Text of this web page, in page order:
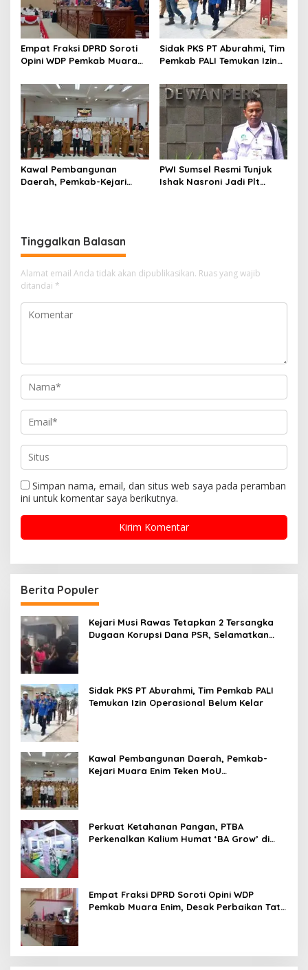
Empat Fraksi DPRD Soroti
Opini WDP Pemkab Muara
Kelola Keuangan
Sidak PKS PT Aburahmi, Tim
Pemkab PALI Temukan Izin
Kawal Pembangunan
Daerah, Pemkab-Kejari
PWI Sumsel Resmi Tunjuk
Ishak Nasroni Jadi Plt
Tinggalkan Balasan
Alamat email Anda tidak akan dipublikasikan. Ruas yang wajib
ditandai *
Simpan nama, email, dan situs web saya pada peramban
ini untuk komentar saya berikutnya.
Berita Populer
Kejari Musi Rawas Tetapkan 2 Tersangka
Dugaan Korupsi Dana PSR, Selamatkan
Sidak PKS PT Aburahmi, Tim Pemkab PALI
Temukan Izin Operasional Belum Kelar
Kawal Pembangunan Daerah, Pemkab-
Kejari Muara Enim Teken MoU
Perkuat Ketahanan Pangan, PTBA
Perkenalkan Kalium Humat ‘BA Grow’ di
Empat Fraksi DPRD Soroti Opini WDP
Pemkab Muara Enim, Desak Perbaikan Tata